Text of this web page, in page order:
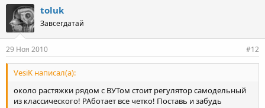
toluk
Завсегдатай
29 Ноя 2010 #12
VesiK написал(а):
около растяжки рядом с ВУТом стоит регулятор самодельный
из классического! РАботает все четко! Поставь и забудь